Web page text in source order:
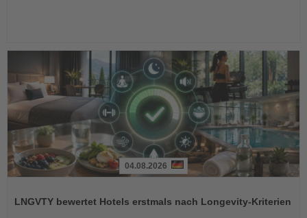
die
04.08.2026
LNGVTY bewertet Hotels erstmals nach Longevity-Kriterien